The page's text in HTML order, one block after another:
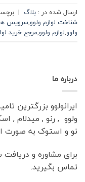
ارسال شده در : بلاگ |
شناخت لوازم ولوو,سرویس
ولوو,لوازم ولوو,مرجع خرید
درباره ما
ایرانولوو بزرگترین
ولوو , رنو , میدلام ,
نو و استوک به صورت
برای مشاوره و
تماس بگیرید.